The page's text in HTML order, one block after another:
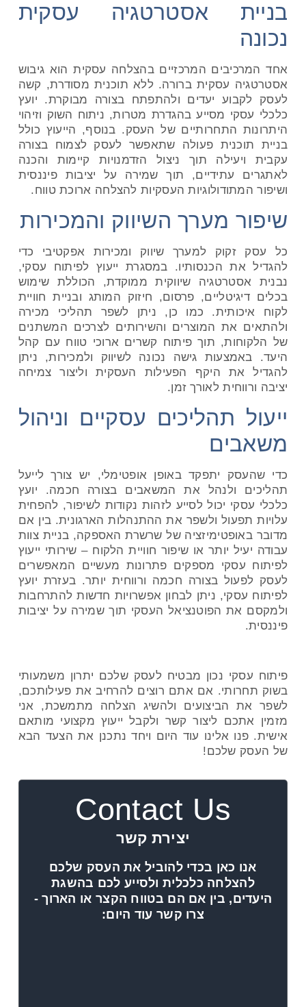
בניית אסטרטגיה עסקית
נכונה
אחד המרכיבים המרכזיים בהצלחה עסקית הוא גיבוש
אסטרטגיה עסקית ברורה. ללא תוכנית מסודרת, קשה
לעסק לקבוע יעדים ולהתפתח בצורה מבוקרת. יועץ
כלכלי עסקי מסייע בהגדרת מטרות, ניתוח השוק וזיהוי
היתרונות התחרותיים של העסק. בנוסף, הייעוץ כולל
בניית תוכנית פעולה שתאפשר לעסק לצמוח בצורה
עקבית ויעילה תוך ניצול הזדמנויות קיימות והכנה
לאתגרים עתידיים, תוך שמירה על יציבות פיננסית
ושיפור המתודולוגיות העסקיות להצלחה ארוכת טווח.
שיפור מערך השיווק והמכירות
כל עסק זקוק למערך שיווק ומכירות אפקטיבי כדי
להגדיל את הכנסותיו. במסגרת ייעוץ לפיתוח עסקי,
נבנית אסטרטגיה שיווקית ממוקדת, הכוללת שימוש
בכלים דיגיטליים, פרסום, חיזוק המותג ובניית חוויית
לקוח איכותית. כמו כן, ניתן לשפר תהליכי מכירה
ולהתאים את המוצרים והשירותים לצרכים המשתנים
של הלקוחות, תוך פיתוח קשרים ארוכי טווח עם קהל
היעד. באמצעות גישה נכונה לשיווק ולמכירות, ניתן
להגדיל את היקף הפעילות העסקית וליצור צמיחה
יציבה ורווחית לאורך זמן.
ייעול תהליכים עסקיים וניהול
משאבים
כדי שהעסק יתפקד באופן אופטימלי, יש צורך לייעל
תהליכים ולנהל את המשאבים בצורה חכמה. יועץ
כלכלי עסקי יכול לסייע לזהות נקודות לשיפור, להפחית
עלויות תפעול ולשפר את ההתנהלות הארגונית. בין אם
מדובר באופטימיזציה של שרשרת האספקה, בניית צוות
עבודה יעיל יותר או שיפור חוויית הלקוח – שירותי ייעוץ
לפיתוח עסקי מספקים פתרונות מעשיים המאפשרים
לעסק לפעול בצורה חכמה ורווחית יותר. בעזרת יועץ
לפיתוח עסקי, ניתן לבחון אפשרויות חדשות להתרחבות
ולמקסם את הפוטנציאל העסקי תוך שמירה על יציבות
פיננסית.
פיתוח עסקי נכון מבטיח לעסק שלכם יתרון משמעותי
בשוק תחרותי. אם אתם רוצים להרחיב את פעילותכם,
לשפר את הביצועים ולהשיג הצלחה מתמשכת, אני
מזמין אתכם ליצור קשר ולקבל ייעוץ מקצועי מותאם
אישית. פנו אלינו עוד היום ויחד נתכנן את הצעד הבא
של העסק שלכם!
Contact Us
יצירת קשר
אנו כאן בכדי להוביל את העסק שלכם
להצלחה כלכלית ולסייע לכם בהשגת
היעדים, בין אם הם בטווח הקצר או הארוך -
צרו קשר עוד היום: